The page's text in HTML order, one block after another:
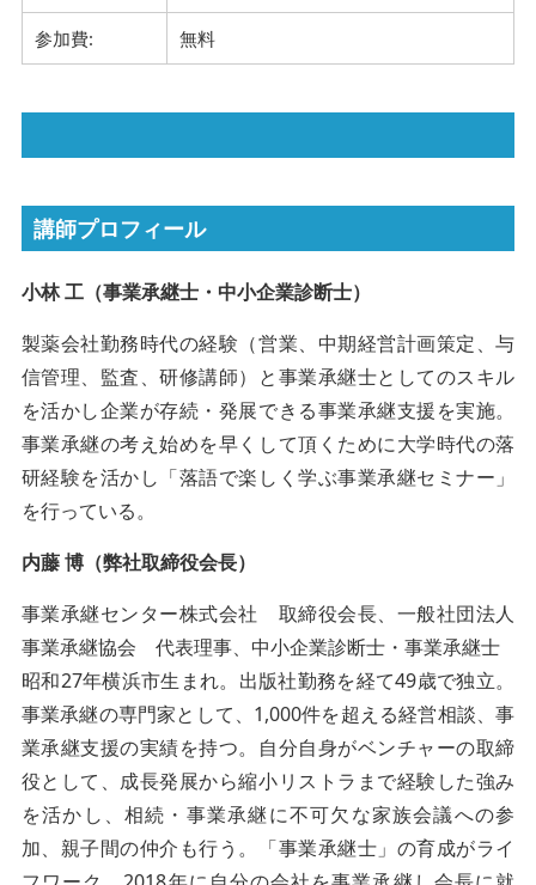
参加費: 無料
講師プロフィール
小林 工（事業承継士・中小企業診断士）
製薬会社勤務時代の経験（営業、中期経営計画策定、与
信管理、監査、研修講師）と事業承継士としてのスキル
を活かし企業が存続・発展できる事業承継支援を実施。
事業承継の考え始めを早くして頂くために大学時代の落
研経験を活かし「落語で楽しく学ぶ事業承継セミナー」
を行っている。
内藤 博（弊社取締役会長）
事業承継センター株式会社 取締役会長、一般社団法人
事業承継協会 代表理事、中小企業診断士・事業承継士
昭和27年横浜市生まれ。出版社勤務を経て49歳で独立。
事業承継の専門家として、1,000件を超える経営相談、事
業承継支援の実績を持つ。自分自身がベンチャーの取締
役として、成長発展から縮小リストラまで経験した強み
を活かし、相続・事業承継に不可欠な家族会議への参
加、親子間の仲介も行う。「事業承継士」の育成がライ